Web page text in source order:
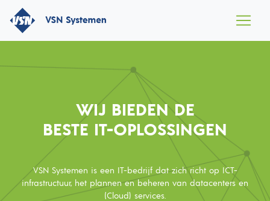
WIJ BIEDEN DE
BESTE IT-OPLOSSINGEN
VSN Systemen is een IT-bedrijf dat zich richt op ICT-
infrastructuur, het plannen en beheren van datacenters en
(Cloud) services.